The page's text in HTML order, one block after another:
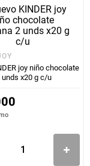
joy niño chocolate
unds x20 g c/u